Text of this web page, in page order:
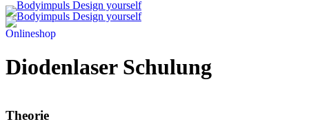
Onlineshop
Diodenlaser Schulung
Theorie